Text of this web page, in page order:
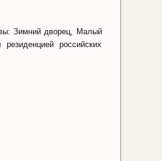
Зимний дворец, Малый
российских